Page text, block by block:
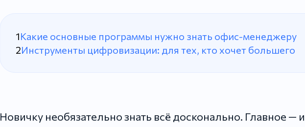
Какие основные программы нужно знать офис-менеджеру
Инструменты цифровизации: для тех, кто хочет большего
Новичку необязательно знать всё досконально. Главное —